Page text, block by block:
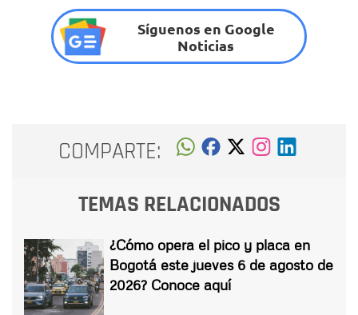
Síguenos en Google
Noticias
COMPARTE:
TEMAS RELACIONADOS
¿Cómo opera el pico y placa en
Bogotá este jueves 6 de agosto de
2026? Conoce aquí